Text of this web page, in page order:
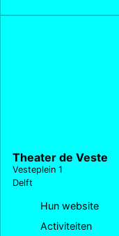
Theater de Veste
Vesteplein 1
Delft
Hun website
Activiteiten